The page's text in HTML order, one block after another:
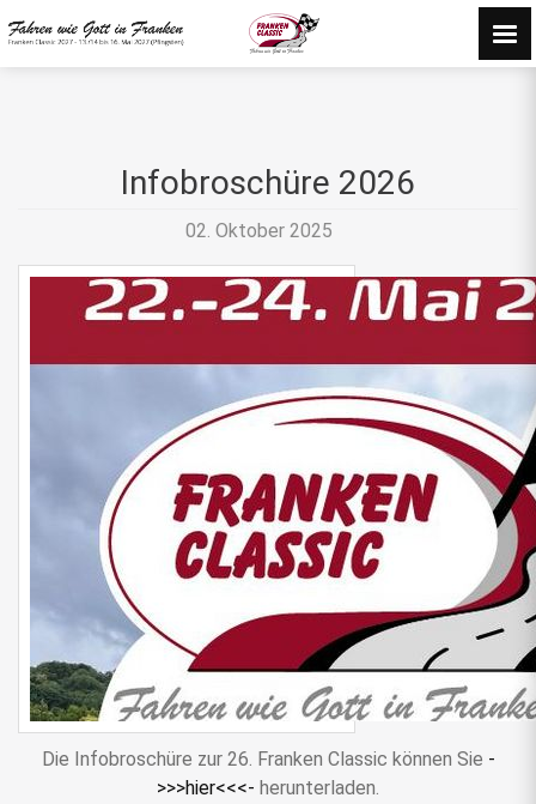
Infobroschüre 2026
02. Oktober 2025
Die Infobroschüre zur 26. Franken Classic können Sie -
>>>hier<<<- herunterladen.